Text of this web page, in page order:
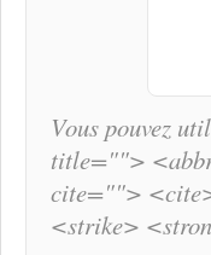
Vous pouvez
title="">
cite="">
<strike>